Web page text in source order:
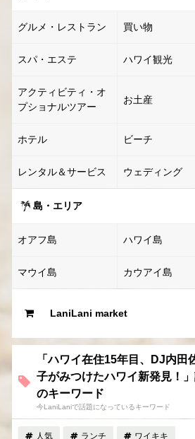
グルメ・レストラン 買い物
スパ・エステ ハワイ観光
アクティビティ・オ
プショナルツアー
お土産
ホテル ビーチ
レンタル＆サービス ウェディング
島・エリア
オアフ島 ハワイ島
マウイ島 カウアイ島
LaniLani market
「ハワイ在住15年目、DJ内田
子がみつけたハワイ新発見！
のキーワード
今LaniLaniで話題になっているキーワード
人気 ランチ ワイキキ